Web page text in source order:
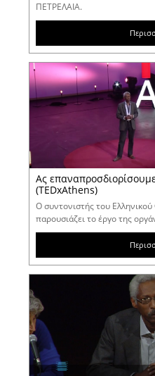
ΠΕΤΡΕΛΑΙΑ.
Ας
(TEDxAthens)
Ο συντονιστής του
παρουσιάζει το έργο της